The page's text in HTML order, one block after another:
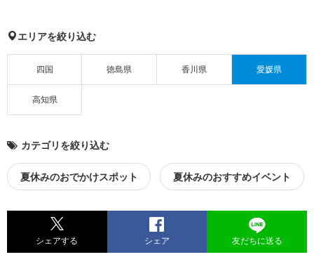
エリアを絞り込む
四国 徳島県 香川県 愛媛県
高知県
カテゴリを絞り込む
夏休みのおでかけスポット 夏休みのおすすめイベント
シェアする シェア 友だちに送る